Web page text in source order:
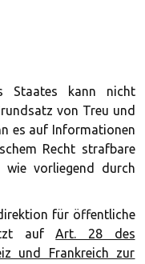
Staates kann nicht
von Treu und
es auf Informationen
Recht strafbare
wie vorliegend durch
für öffentliche
aufArt. 28 des
und Frankreich zur